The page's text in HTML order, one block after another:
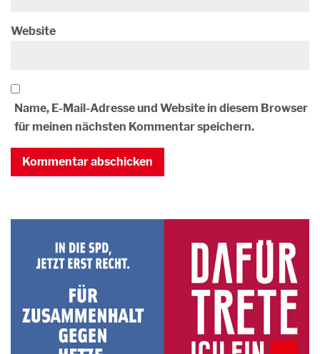
Website
Name, E-Mail-Adresse und Website in diesem Browser
für meinen nächsten Kommentar speichern.